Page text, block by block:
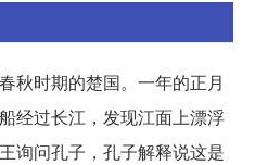
秋时期的楚国。一年的正月
经过长江，发现江面上漂浮
询问孔子，孔子解释说这是